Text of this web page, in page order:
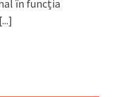
în funcția
[...]